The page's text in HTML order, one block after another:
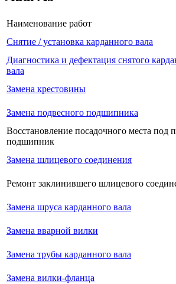
Наименование работ
Снятие / установка карданного вала
Диагностика и дефектация снятого
вала
Замена крестовины
Замена подвесного подшипника
Восстановление посадочного места под
подшипник
Замена шлицевого соединения
Ремонт заклинившего шлицевого
Замена шруса карданного вала
Замена вварной вилки
Замена трубы карданного вала
Замена вилки-фланца